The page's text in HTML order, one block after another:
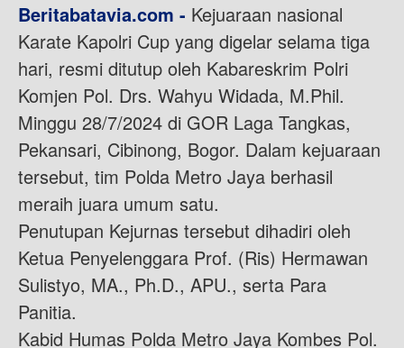
Beritabatavia.com - Kejuaraan nasional
Karate Kapolri Cup yang digelar selama tiga
hari, resmi ditutup oleh Kabareskrim Polri
Komjen Pol. Drs. Wahyu Widada, M.Phil.
Minggu 28/7/2024 di GOR Laga Tangkas,
Pekansari, Cibinong, Bogor. Dalam kejuaraan
tersebut, tim Polda Metro Jaya berhasil
meraih juara umum satu.
Penutupan Kejurnas tersebut dihadiri oleh
Ketua Penyelenggara Prof. (Ris) Hermawan
Sulistyo, MA., Ph.D., APU., serta Para
Panitia.
Kabid Humas Polda Metro Jaya Kombes Pol.